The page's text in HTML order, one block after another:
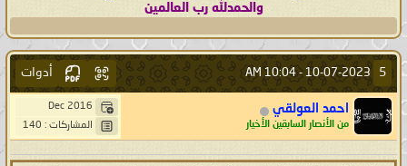
والحمدلله رب العالمين
5
10-07-2023 -
10:04 AM أدوات
احمد العولقي
من الأنصار السابقين الأخيار
Dec 2016
المشاركات : 140